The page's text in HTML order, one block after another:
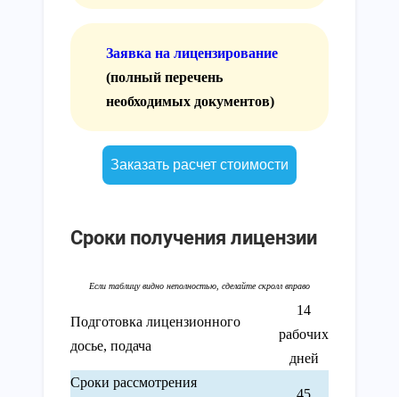
Заявка на лицензирование
(полный перечень
необходимых документов)
Заказать расчет стоимости
Сроки получения лицензии
Подготовка лицензионного
досье, подача
14
рабочих
дней
Сроки рассмотрения
45